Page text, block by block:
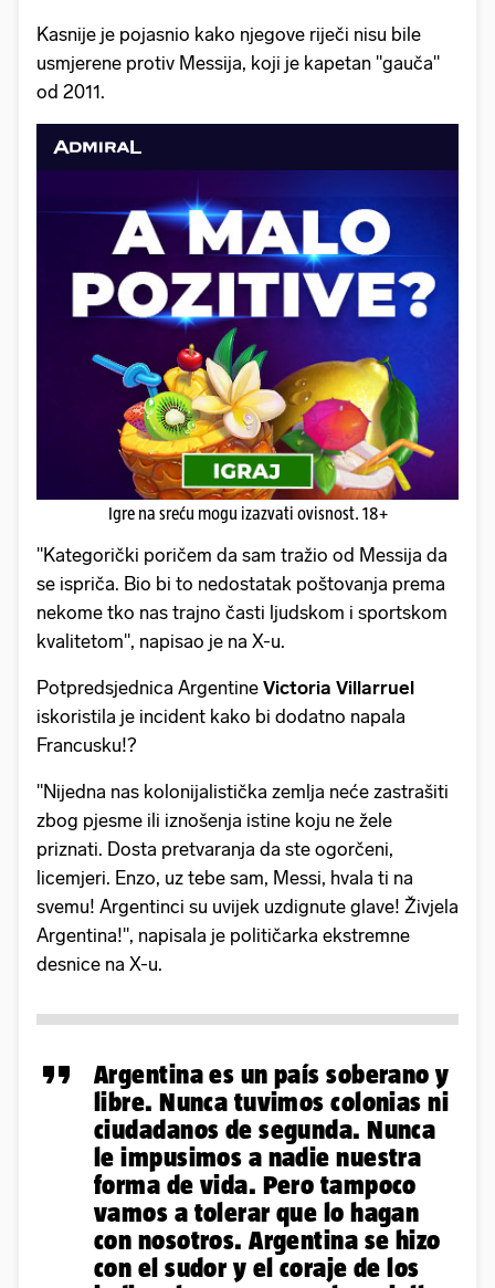
Kasnije je pojasnio kako njegove riječi nisu bile
usmjerene protiv Messija, koji je kapetan "gauča"
od 2011.
Igre na sreću mogu izazvati ovisnost. 18+
"Kategorički poričem da sam tražio od Messija da
se ispriča. Bio bi to nedostatak poštovanja prema
nekome tko nas trajno časti ljudskom i sportskom
kvalitetom", napisao je na X-u.
Potpredsjednica Argentine Victoria Villarruel
iskoristila je incident kako bi dodatno napala
Francusku!?
"Nijedna nas kolonijalistička zemlja neće zastrašiti
zbog pjesme ili iznošenja istine koju ne žele
priznati. Dosta pretvaranja da ste ogorčeni,
licemjeri. Enzo, uz tebe sam, Messi, hvala ti na
svemu! Argentinci su uvijek uzdignute glave! Živjela
Argentina!", napisala je političarka ekstremne
desnice na X-u.
Argentina es un país soberano y
libre. Nunca tuvimos colonias ni
ciudadanos de segunda. Nunca
le impusimos a nadie nuestra
forma de vida. Pero tampoco
vamos a tolerar que lo hagan
con nosotros. Argentina se hizo
con el sudor y el coraje de los